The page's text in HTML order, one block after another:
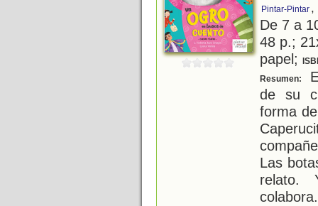
Pintar-Pintar ,
De 7 a
48 p.;
papel;
Resumen:
de su
forma
Las
relato.
colabora